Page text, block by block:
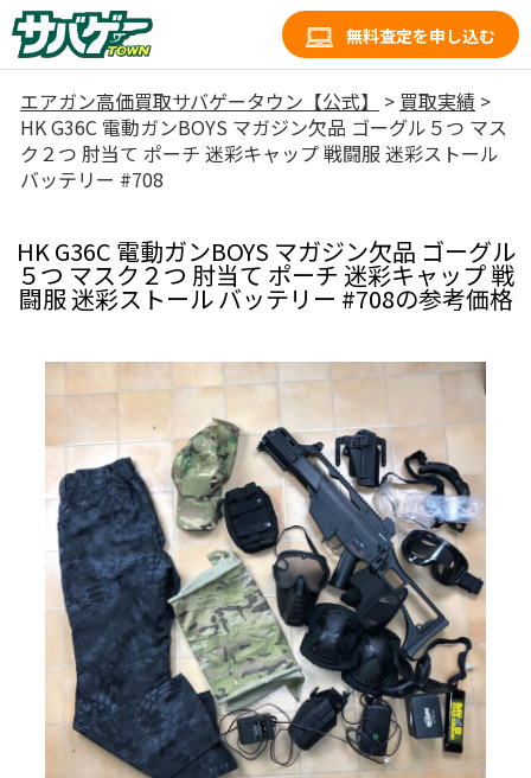
無料査定を申し込む
エアガン高価買取サバゲータウン【公式】 > 買取実績 >
HK G36C 電動ガンBOYS マガジン欠品 ゴーグル５つ マス
ク２つ 肘当て ポーチ 迷彩キャップ 戦闘服 迷彩ストール
バッテリー #708
HK G36C 電動ガンBOYS マガジン欠品 ゴーグル
５つ マスク２つ 肘当て ポーチ 迷彩キャップ 戦
闘服 迷彩ストール バッテリー #708の参考価格